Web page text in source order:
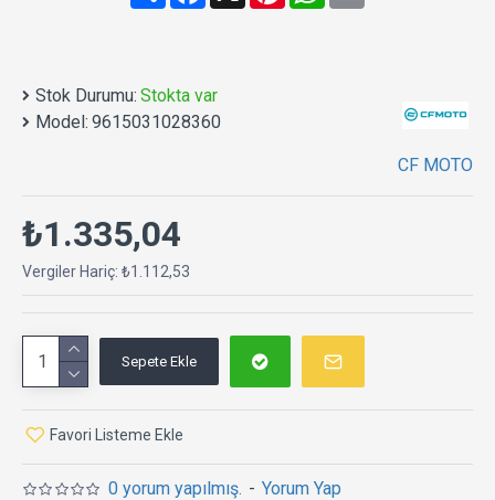
Stok Durumu: Stokta var
Model: 9615031028360
CF MOTO
0 yorum yapılmış. - Yorum Yap
₺1.335,04
Vergiler Hariç: ₺1.112,53
Sepete Ekle
Favori Listeme Ekle